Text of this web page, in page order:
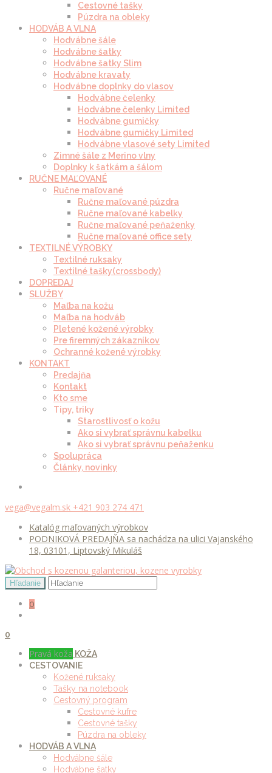
Cestovné tašky
Púzdra na obleky
HODVÁB A VLNA
Hodvábne šále
Hodvábne šatky
Hodvábne šatky Slim
Hodvábne kravaty
Hodvábne doplnky do vlasov
Hodvábne čelenky
Hodvábne čelenky Limited
Hodvábne gumičky
Hodvábne gumičky Limited
Hodvábne vlasové sety Limited
Zimné šále z Merino vlny
Doplnky k šatkám a šálom
RUČNE MAĽOVANÉ
Ručne maľované
Ručne maľované púzdra
Ručne maľované kabelky
Ručne maľované peňaženky
Ručne maľované office sety
TEXTILNÉ VÝROBKY
Textilné ruksaky
Textilné tašky(crossbody)
DOPREDAJ
SLUŽBY
Maľba na kožu
Maľba na hodváb
Pletené kožené výrobky
Pre firemných zákazníkov
Ochranné kožené výrobky
KONTAKT
Predajňa
Kontakt
Kto sme
Tipy, triky
Starostlivosť o kožu
Ako si vybrať správnu kabelku
Ako si vybrať správnu peňaženku
Spolupráca
Články, novinky
vega@vegalm.sk +421 903 274 471
Katalóg maľovaných výrobkov
PODNIKOVÁ PREDAJŇA sa nachádza na ulici Vajanského
18, 03101, Liptovský Mikuláš
0
0
Pravá koža KOŽA
CESTOVANIE
Kožené ruksaky
Tašky na notebook
Cestovný program
Cestovné kufre
Cestovné tašky
Púzdra na obleky
HODVÁB A VLNA
Hodvábne šále
Hodvábne šatky